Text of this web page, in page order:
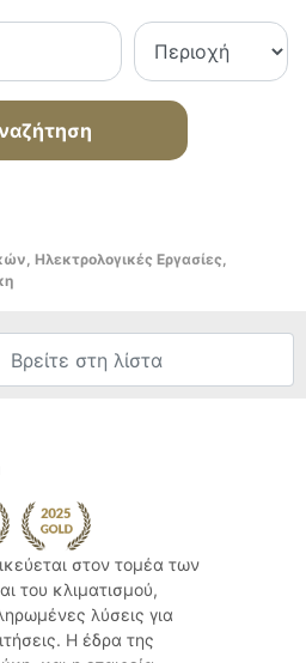
Ηλεκτρολογικές Εργασίες,
στον τομέα των
του κλιματισμού,
λύσεις για
Η έδρα της